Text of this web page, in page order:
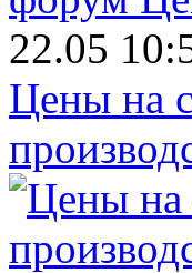
22.05
Цены на